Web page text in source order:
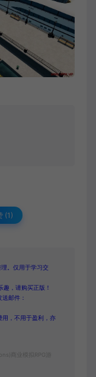
(1 )
。仅用于学习交
，请购买正版！
邮件：
用，不用于盈利，亦
商业模拟RPG游